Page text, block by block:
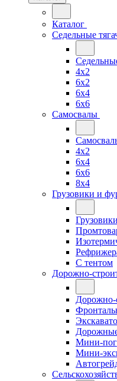
Каталог
Седельные
4x2
6x2
6x4
6x6
Самосвалы
4x2
6x4
6x6
8x4
Грузовики и
С тентом
Дорожно-
Дорожно-
Мини-
Мини-